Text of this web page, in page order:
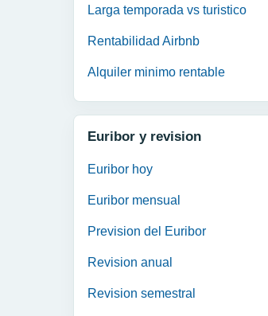
Larga temporada vs turistico
Rentabilidad Airbnb
Alquiler minimo rentable
Euribor y revision
Euribor hoy
Euribor mensual
Prevision del Euribor
Revision anual
Revision semestral